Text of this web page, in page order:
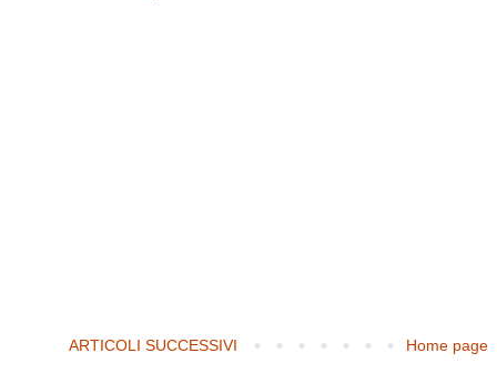
ARTICOLI SUCCESSIVI Home page